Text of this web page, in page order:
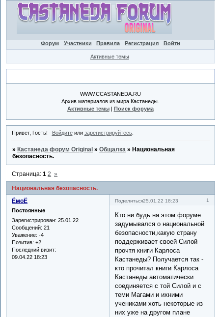
Форум Участники Правила Регистрация Войти
Активные темы
WWW.CCASTANEDA.RU
Архив материалов из мира Кастанеды.
Активные темы| Поиск форума
Привет, Гость! Войдитеили зарегистрируйтесь.
» Кастанеда форум Original »Общалка » Национальная
безопасность.
Национальная безопасность.
Страница:1 2 »
Поделиться 1
25.01.22 18:23
ЁмоЁ
Постоянные
Зарегистрирован: 25.01.22
Сообщений: 21
Уважение: -4
Позитив: +2
Последний визит:
09.04.22 18:23
Кто ни будь на этом форуме
задумывался о национальной
безопасности,какую страну
поддерживает своей Силой
прочтя книги Карлоса
Кастанеды? Получается так -
кто прочитал книги Карлоса
Кастанеды автоматически
соединяется с той Силой и с
теми Магами и ихними
учениками хоть некоторые из
них уже на другом плане